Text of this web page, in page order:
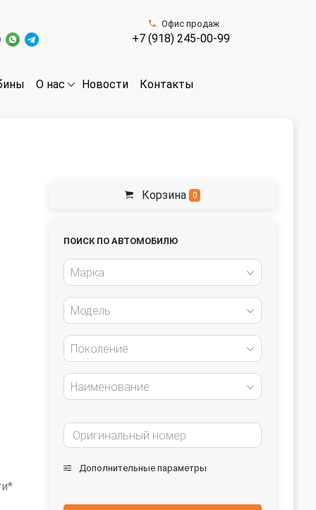
Офис продаж
+7 (918) 245-00-99
О нас Новости Контакты
Корзина 0
ПОИСК ПО АВТОМОБИЛЮ
Марка
Модель
Поколение
Наименование
Дополнительные параметры